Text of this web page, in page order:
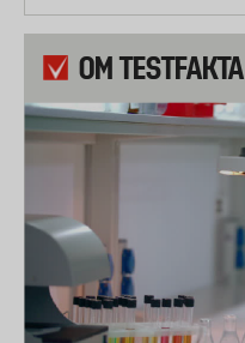
OM TESTFAKTA